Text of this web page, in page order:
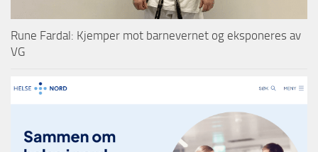
Rune Fardal: Kjemper mot barnevernet og eksponeres av
VG